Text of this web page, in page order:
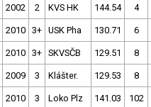
2002 2 KVS HK 144.54 4
2010 3+ USK Pha 130.71 6
2010 3+ SKVSČB 129.51 8
2009 3 Klášter. 129.53 8
2010 3 Loko Plz 141.03 102